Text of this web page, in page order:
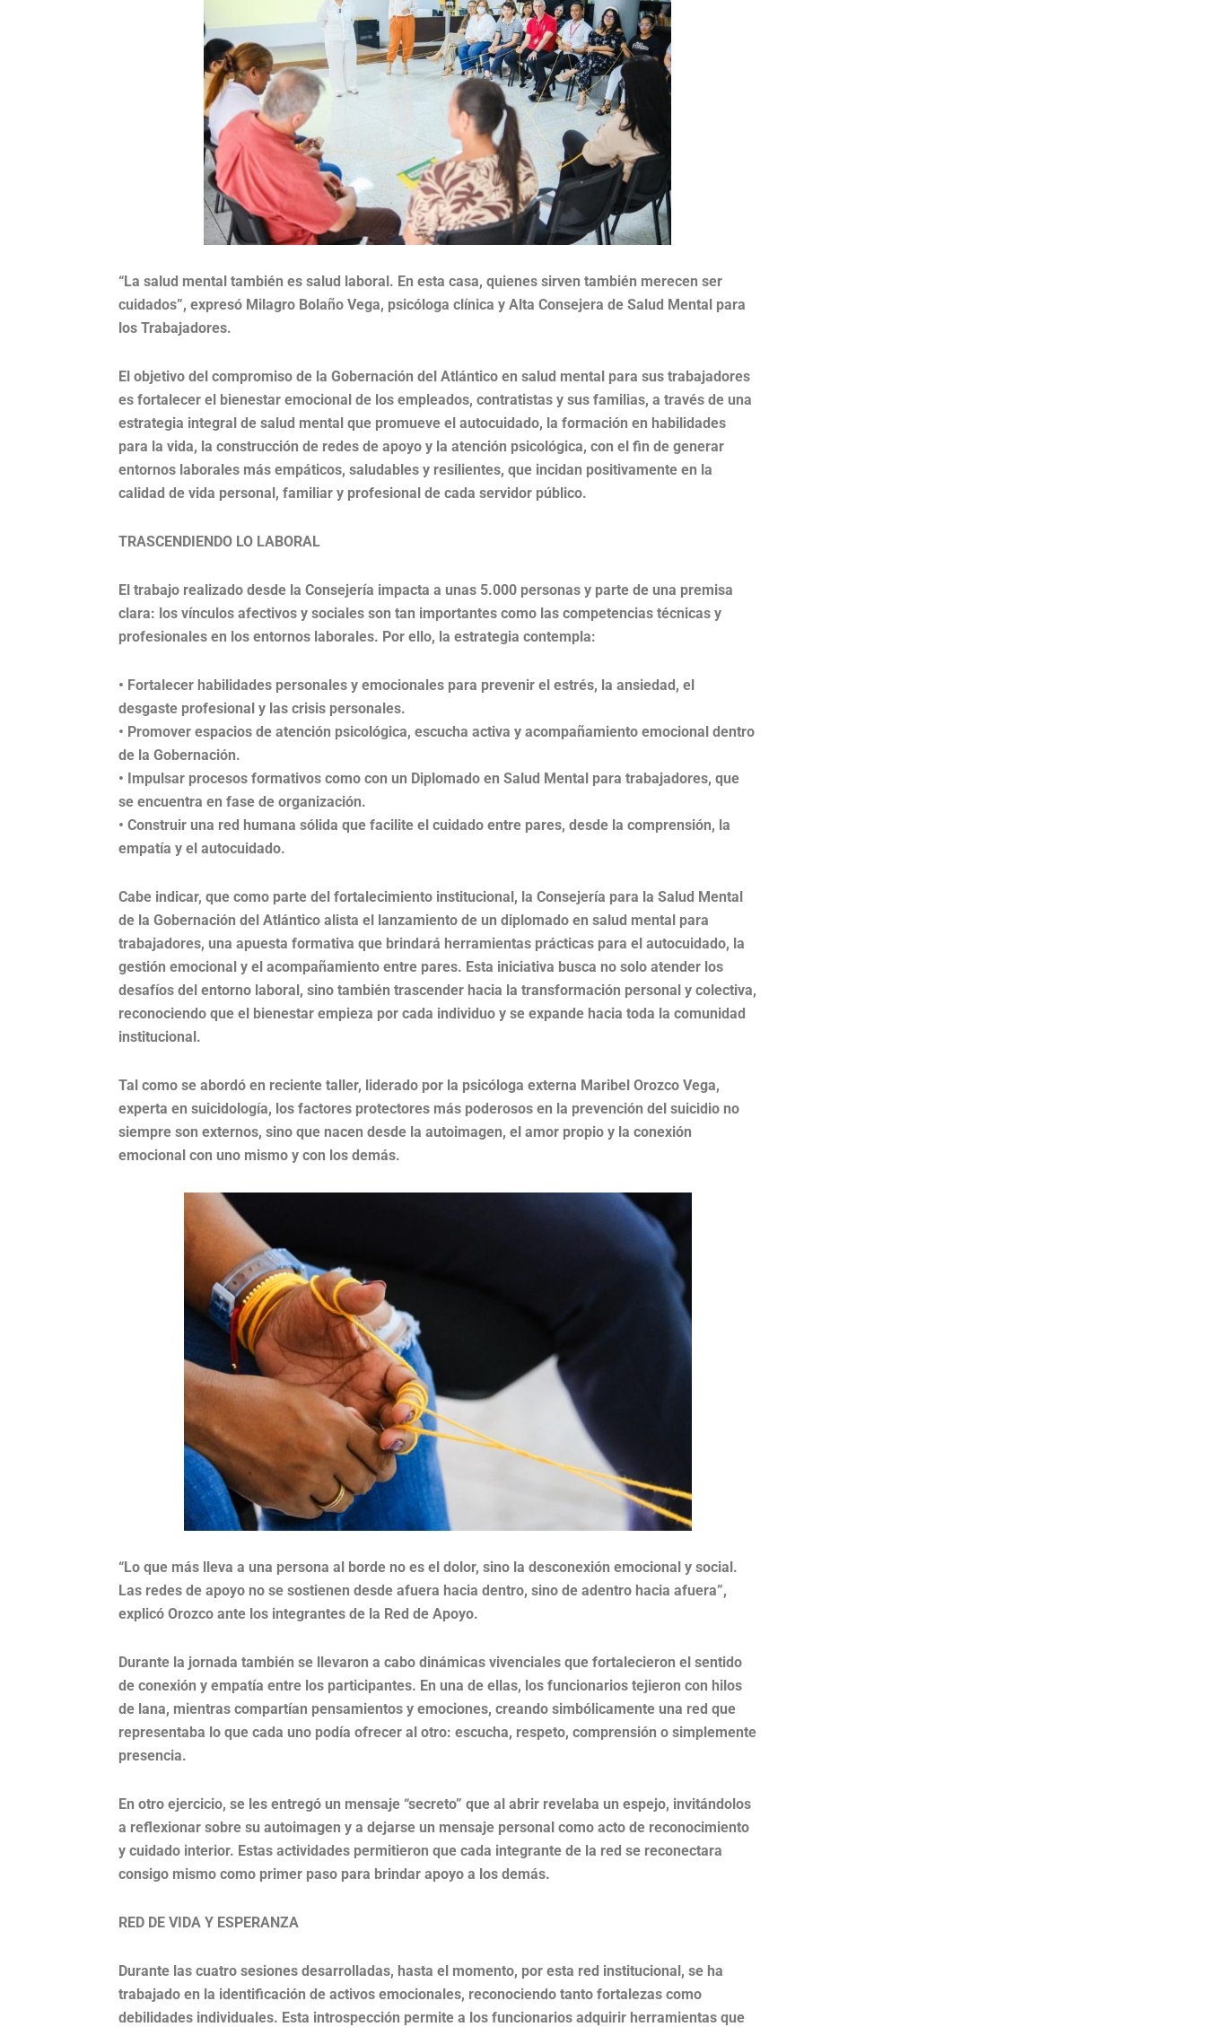
“La salud mental también es salud laboral. En esta casa, quienes sirven también merecen ser
cuidados”, expresó Milagro Bolaño Vega, psicóloga clínica y Alta Consejera de Salud Mental para
los Trabajadores.
El objetivo del compromiso de la Gobernación del Atlántico en salud mental para sus trabajadores
es fortalecer el bienestar emocional de los empleados, contratistas y sus familias, a través de una
estrategia integral de salud mental que promueve el autocuidado, la formación en habilidades
para la vida, la construcción de redes de apoyo y la atención psicológica, con el fin de generar
entornos laborales más empáticos, saludables y resilientes, que incidan positivamente en la
calidad de vida personal, familiar y profesional de cada servidor público.
TRASCENDIENDO LO LABORAL
El trabajo realizado desde la Consejería impacta a unas 5.000 personas y parte de una premisa
clara: los vínculos afectivos y sociales son tan importantes como las competencias técnicas y
profesionales en los entornos laborales. Por ello, la estrategia contempla:
• Fortalecer habilidades personales y emocionales para prevenir el estrés, la ansiedad, el
desgaste profesional y las crisis personales.
• Promover espacios de atención psicológica, escucha activa y acompañamiento emocional dentro
de la Gobernación.
• Impulsar procesos formativos como con un Diplomado en Salud Mental para trabajadores, que
se encuentra en fase de organización.
• Construir una red humana sólida que facilite el cuidado entre pares, desde la comprensión, la
empatía y el autocuidado.
Cabe indicar, que como parte del fortalecimiento institucional, la Consejería para la Salud Mental
de la Gobernación del Atlántico alista el lanzamiento de un diplomado en salud mental para
trabajadores, una apuesta formativa que brindará herramientas prácticas para el autocuidado, la
gestión emocional y el acompañamiento entre pares. Esta iniciativa busca no solo atender los
desafíos del entorno laboral, sino también trascender hacia la transformación personal y colectiva,
reconociendo que el bienestar empieza por cada individuo y se expande hacia toda la comunidad
institucional.
Tal como se abordó en reciente taller, liderado por la psicóloga externa Maribel Orozco Vega,
experta en suicidología, los factores protectores más poderosos en la prevención del suicidio no
siempre son externos, sino que nacen desde la autoimagen, el amor propio y la conexión
emocional con uno mismo y con los demás.
“Lo que más lleva a una persona al borde no es el dolor, sino la desconexión emocional y social.
Las redes de apoyo no se sostienen desde afuera hacia dentro, sino de adentro hacia afuera”,
explicó Orozco ante los integrantes de la Red de Apoyo.
Durante la jornada también se llevaron a cabo dinámicas vivenciales que fortalecieron el sentido
de conexión y empatía entre los participantes. En una de ellas, los funcionarios tejieron con hilos
de lana, mientras compartían pensamientos y emociones, creando simbólicamente una red que
representaba lo que cada uno podía ofrecer al otro: escucha, respeto, comprensión o simplemente
presencia.
En otro ejercicio, se les entregó un mensaje “secreto” que al abrir revelaba un espejo, invitándolos
a reflexionar sobre su autoimagen y a dejarse un mensaje personal como acto de reconocimiento
y cuidado interior. Estas actividades permitieron que cada integrante de la red se reconectara
consigo mismo como primer paso para brindar apoyo a los demás.
RED DE VIDA Y ESPERANZA
Durante las cuatro sesiones desarrolladas, hasta el momento, por esta red institucional, se ha
trabajado en la identificación de activos emocionales, reconociendo tanto fortalezas como
debilidades individuales. Esta introspección permite a los funcionarios adquirir herramientas que